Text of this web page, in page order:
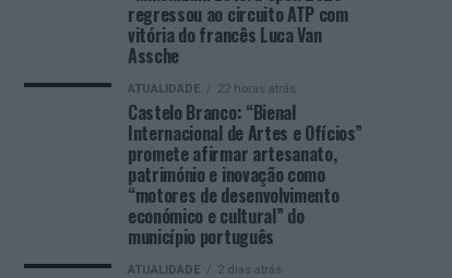
regressou ao circuito ATP com
vitória do francês Luca Van
Assche
ATUALIDADE 22 horas atrás
Castelo Branco: “Bienal
Internacional de Artes e Ofícios”
promete afirmar artesanato,
património e inovação como
“motores de desenvolvimento
económico e cultural” do
município português
ATUALIDADE 2 dias atrás